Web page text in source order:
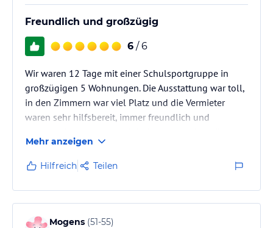
Freundlich und großzügig
6 / 6
Wir waren 12 Tage mit einer Schulsportgruppe in
großzügigen 5 Wohnungen. Die Ausstattung war toll,
in den Zimmern war viel Platz und die Vermieter
waren sehr hilfsbereit, immer freundlich und
Anreise. Wir haben die Zeit sehr genossen! Vielen
Dank auch für das Verständnis mit einer großen
Gruppe mit Jugendlichen. Gerne würden wir nochmal
zum Skilanglaufen wiederkommen.
Mehr anzeigen
Hilfreich Teilen
Mogens (51-55)